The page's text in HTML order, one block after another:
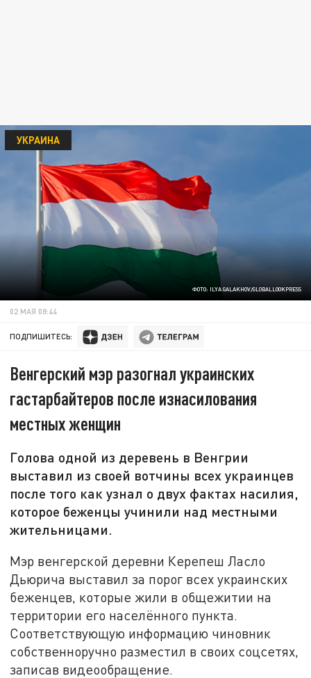
ФОТО: ILYA GALAKHOV/GLOBALLOOKPRESS
УКРАИНА
02 МАЯ 08:44
ПОДПИШИТЕСЬ:
Венгерский мэр разогнал украинских
гастарбайтеров после изнасилования
местных женщин
Голова одной из деревень в Венгрии
выставил из своей вотчины всех украинцев
после того как узнал о двух фактах насилия,
которое беженцы учинили над местными
жительницами.
Мэр венгерской деревни Керепеш Ласло
Дьюрича выставил за порог всех украинских
беженцев, которые жили в общежитии на
территории его населённого пункта.
Соответствующую информацию чиновник
собственноручно разместил в своих соцсетях,
записав видеообращение.